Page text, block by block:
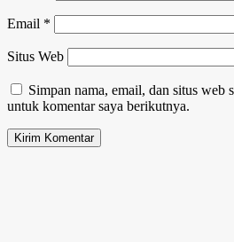
Email *
Situs Web
Simpan nama, email, dan situs web
untuk komentar saya berikutnya.